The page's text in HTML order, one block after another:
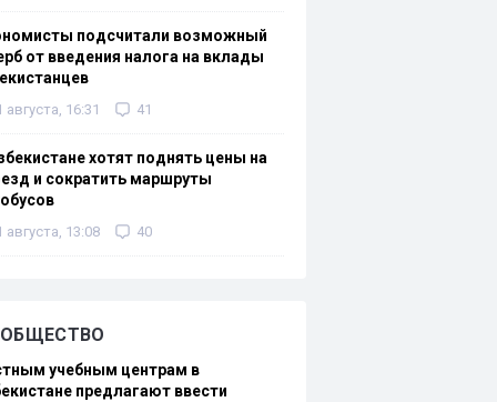
подсчитали возможный
от введения налога на вклады
августа, 16:31 41
хотят поднять цены на
и сократить маршруты
августа, 13:08 40
ОБЩЕСТВО
учебным центрам в
предлагают ввести